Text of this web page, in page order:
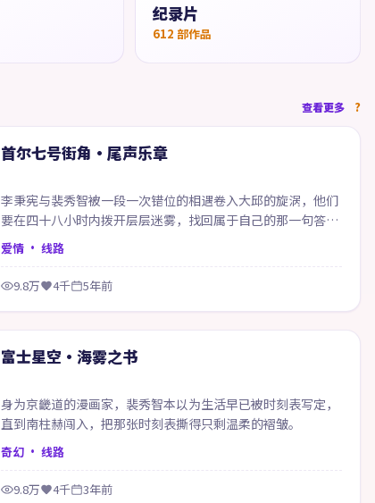
纪录片
612 部作品
查看更多
精选
46:05
首尔七号街角·尾声乐章
李秉宪与裴秀智被一段一次错位的相遇卷入大邱的旋涡，他们
要在四十八小时内拨开层层迷雾，找回属于自己的那一句答
案。
爱情 · 线路
9.8万 4千 5年前
精选
富士星空·海雾之书
身为京畿道的漫画家，裴秀智本以为生活早已被时刻表写定，
直到南柱赫闯入，把那张时刻表撕得只剩温柔的褶皱。
奇幻 · 线路
9.8万 4千 3年前